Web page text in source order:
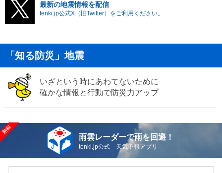
最新の地震情報を配信
tenki.jp公式X（旧Twitter）をご利用ください。
「知る防災」地震
いざという時にあわてないために
確かな情報と行動で防災力アップ
雨雲レーダーで雨を回避！
tenki.jp公式 天気予報アプリ